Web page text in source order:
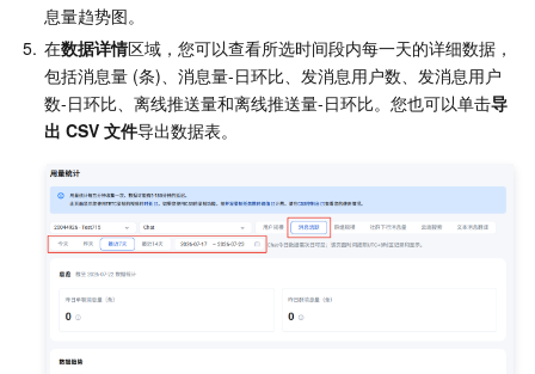
智能导诊
智能预问诊
SDK
智能顾问
标签
云资源自动化 for Terraform
访问管理
操作审计
云市场
云原生构建
腾讯云代码助手
腾讯云代码分析
腾讯云超级应用服务
Low Code
云开发 CloudBase
监控与运维
腾讯云可观测平台
应用性能监控
前端性能监控
云拨测
API 与工具
云迁移
云 API
腾讯云命令行工具
软件产品公告专区
软件产品生命周期公告
专有云软件
腾讯专有云企业版 TCE
腾讯云数据库
息量趋势图。
5. 在数据详情区域，您可以查看所选时间段内每一天的详细数据，
包括消息量 (条)、消息量-日环比、发消息用户数、发消息用户
数-日环比、离线推送量和离线推送量-日环比。您也可以单击导
出 CSV 文件导出数据表。